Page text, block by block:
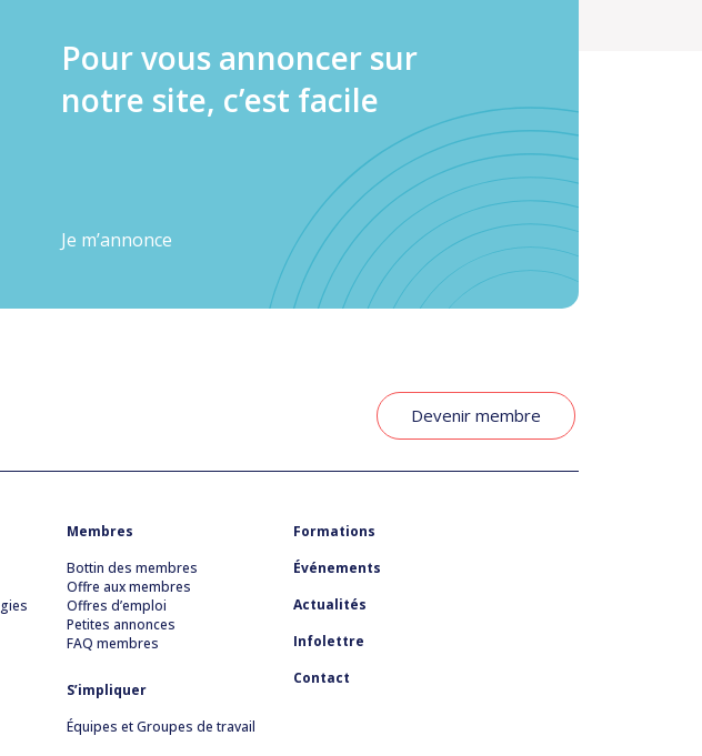
Pour vous annoncer sur
notre site, c’est facile
Je m’annonce
Devenir membre
Membres
Bottin des membres
Offre aux membres
Offres d’emploi
Petites annonces
FAQ membres
S’impliquer
Équipes et Groupes de travail
Formations
Événements
Actualités
Infolettre
Contact